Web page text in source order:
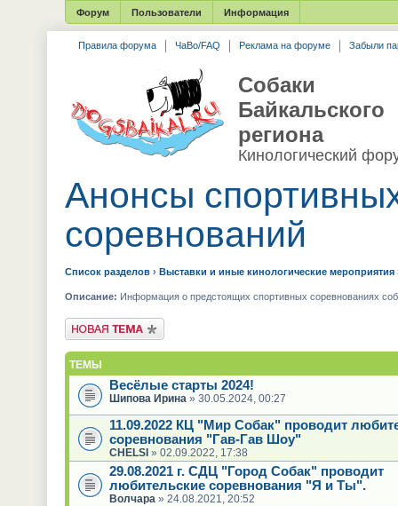
Форум Пользователи Информация
Правила форума ЧаВо/FAQ Реклама на форуме Забыли
Собаки
Байкальского
региона
Кинологический
Анонсы
соревнований
Список разделов › Выставки и иные кинологические мероприятия
Описание: Информация о предстоящих спортивных соревнованиях
Новая тема
ТЕМЫ
Весёлые старты 2024!
Шипова Ирина » 30.05.2024, 00:27
11.09.2022 КЦ "Мир Собак" проводит
соревнования "Гав-Гав Шоу"
CHELSI» 02.09.2022, 17:38
29.08.2021 г. СДЦ "Город Собак" проводит
любительские соревнования "Я и Ты".
Волчара » 24.08.2021, 20:52